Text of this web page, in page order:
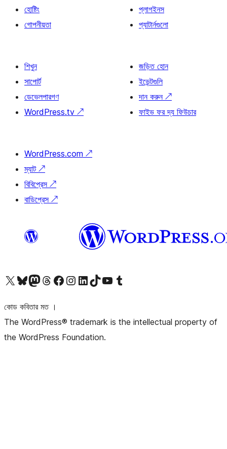
হোষ্টিং
গোপনীয়তা
প্লাগইনস
প্যাটার্নগুলো
শিখুন
সাপোর্ট
ডেভেলপারগণ
WordPress.tv ↗
জড়িত হোন
ইভেন্টগুলি
দান করুন ↗
ফাইভ ফর দ্য ফিউচার
WordPress.com ↗
ম্যাট ↗
বিবিপ্রেস ↗
বাডিপ্রেস ↗
আমাদের X (আগের টুইটার) অ্যাকাউন্টে যানআমাদের Bluesky অ্যাকাউন্টটি দেখুনআমাদের মাস্টোডন অ্যাকাউন্টটি দেখুনআমাদের থ্রেডস অ্যাকাউন্টটি দেখুনআমাদের ফেসবুক পেজ দেখুনআমাদের ইন্সটাগ্রাম অ্যাকাউন্ট দেখুনআমাদের লিঙ্কডইন অ্যাকাউন্টে যানআমাদের TikTok অ্যাকাউন্টটি দেখুনআমাদের ইউটিউব চ্যানেলে যান আমাদের টাম্বলার অ্যাকাউন্ট দেখুন
কোড কবিতার মত ।
The WordPress® trademark is the intellectual property of
the WordPress Foundation.